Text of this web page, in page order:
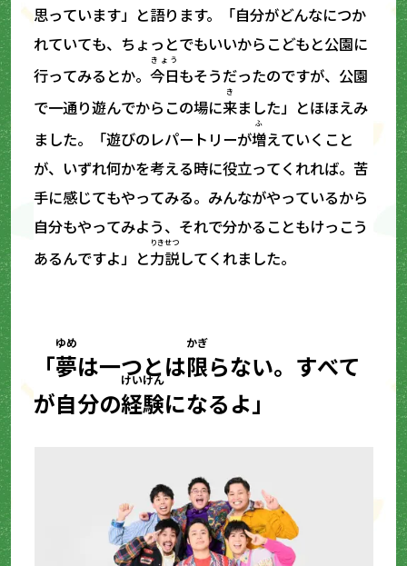
思っています」と語ります。「自分がどんなにつか
れていても、ちょっとでもいいからこどもと公園に
行ってみるとか。今日
きょう
もそうだったのですが、公園
で一通り遊んでからこの場に来
き
ました」とほほえみ
ました。「遊びのレパートリーが増
ふ
えていくこと
が、いずれ何かを考える時に役立ってくれれば。苦
手に感じてもやってみる。みんながやっているから
自分もやってみよう、それで分かることもけっこう
あるんですよ」と力説
りきせつ
してくれました。
「夢
ゆめ
は一つとは限
かぎ
らない。すべて
が自分の経験
けいけん
になるよ」